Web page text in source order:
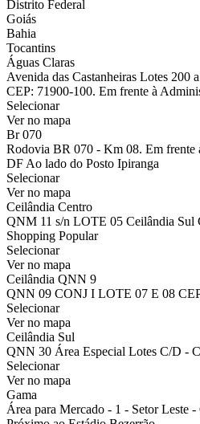
Distrito Federal
Goiás
Bahia
Tocantins
Águas Claras
Avenida das Castanheiras Lotes 200
CEP: 71900-100. Em frente à
Selecionar
Ver no mapa
Br 070
Rodovia BR 070 - Km 08. Em frente
DF Ao lado do Posto Ipiranga
Selecionar
Ver no mapa
Ceilândia Centro
QNM 11 s/n LOTE 05 Ceilândia Sul
Shopping Popular
Selecionar
Ver no mapa
Ceilândia QNN 9
QNN 09 CONJ I LOTE 07 E 08
Selecionar
Ver no mapa
Ceilândia Sul
QNN 30 Área Especial Lotes C/D -
Selecionar
Ver no mapa
Gama
Área para Mercado - 1 - Setor Leste